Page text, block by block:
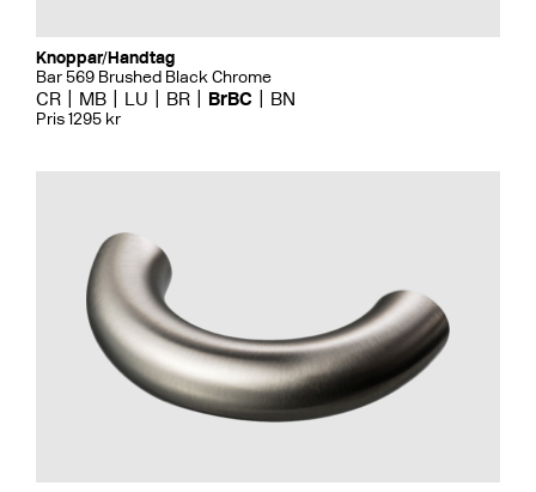
Knoppar/Handtag
Bar 569 Brushed Black Chrome
CR MB LU BR BrBC BN
Pris 1295 kr